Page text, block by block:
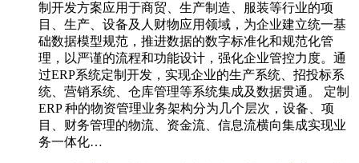
制开发方案应用于商贸、生产制造、服装等行业的项
目、生产、设备及人财物应用领域，为企业建立统一基
础数据模型规范，推进数据的数字标准化和规范化管
理，以严谨的流程和功能设计，强化企业管控力度。通
过ERP系统定制开发，实现企业的生产系统、招投标系
统、营销系统、仓库管理等系统集成及数据贯通。 定制
ERP 种的物资管理业务架构分为几个层次，设备、项
目、财务管理的物流、资金流、信息流横向集成实现业
务一体化…